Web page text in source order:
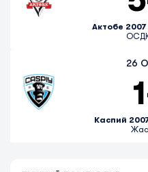
26
1
Каспий
Жас
Актобе